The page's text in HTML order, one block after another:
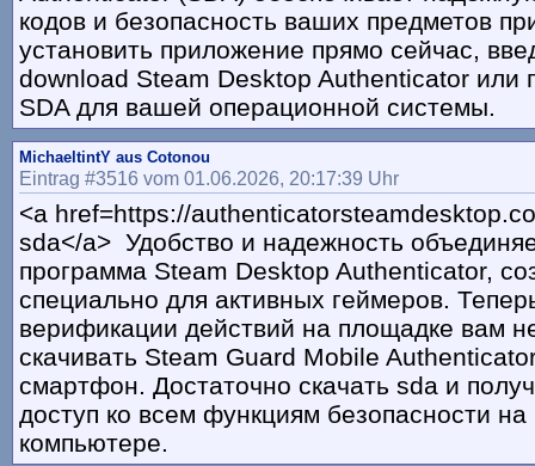
кодов и безопасность ваших предметов
установить приложение прямо сейчас,
download Steam Desktop Authenticator или
SDA для вашей операционной системы.
MichaeltintY aus Cotonou
Eintrag #3516 vom 01.06.2026, 20:17:39 Uhr
<a href=https://
sda</a> Удобство и надежность
программа Steam Desktop Authenticator,
специально для активных геймеров.
верификации действий на площадке вам
скачивать Steam Guard Mobile
смартфон. Достаточно скачать sda и
доступ ко всем функциям безопасности
компьютере.